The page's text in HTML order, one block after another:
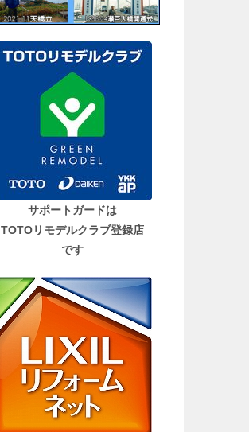
サポートガードは
TOTOリモデルクラブ登録店
です